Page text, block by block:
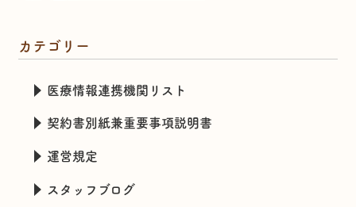
カテゴリー
医療情報連携機関リスト
契約書別紙兼重要事項説明書
運営規定
スタッフブログ